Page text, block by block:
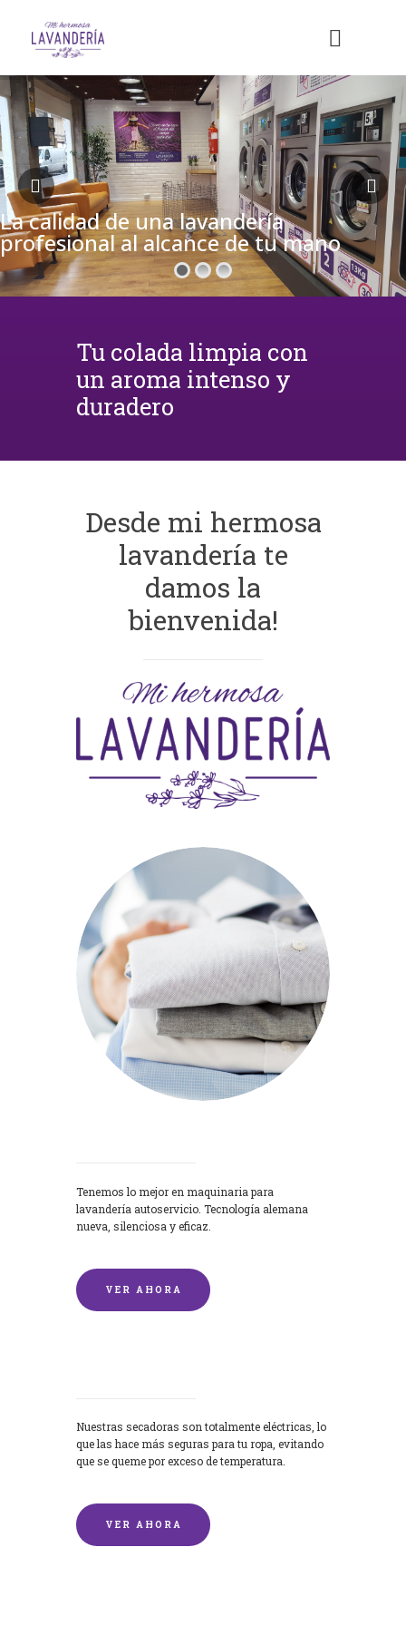
La calidad de una lavandería
profesional al alcance de tu mano
Tu colada limpia con
un aroma intenso y
duradero
Desde mi hermosa
lavandería te
damos la
bienvenida!
Tenemos lo mejor en maquinaria para
lavandería autoservicio. Tecnología alemana
nueva, silenciosa y eficaz.
VER AHORA
Nuestras secadoras son totalmente eléctricas, lo
que las hace más seguras para tu ropa, evitando
que se queme por exceso de temperatura.
VER AHORA